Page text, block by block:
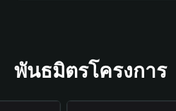
พันธมิตรโครงการ